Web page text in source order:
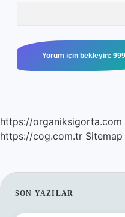
https://organiksigorta.com
https://cog.com.tr Sitemap
SIDEBAR
SON YAZILAR